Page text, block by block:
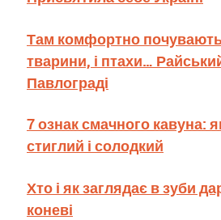
Там комфортно
тварини, і птахи…
Павлограді
7 ознак смачного кавуна:
стиглий і солодкий
Хто і як заглядає в зуби
коневі